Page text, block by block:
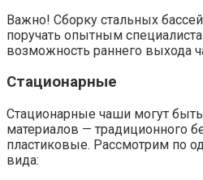
Важно! Сборку стальных
поручать опытным
возможность раннего выхода
Стационарные
Стационарные чаши могут
материалов — традиционного
пластиковые. Рассмотрим по
вида: